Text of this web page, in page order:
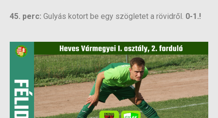
45. perc: Gulyás kotort be egy szögletet a rövidről. 0-1.!